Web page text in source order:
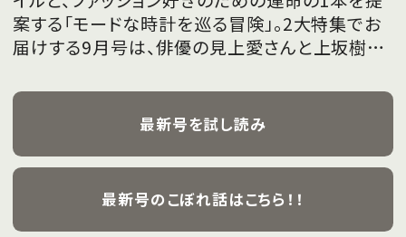
案する「モードな時計を巡る冒険」。2大特集でお
届けする9月号は、俳優の見上愛さんと上坂樹里
飾ります。
最新号を試し読み
最新号のこぼれ話はこちら！！